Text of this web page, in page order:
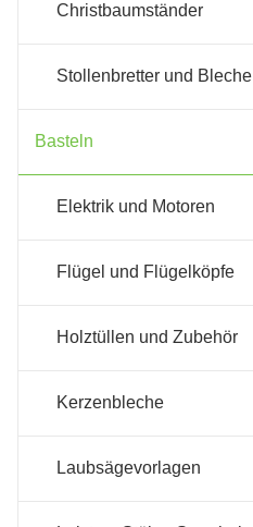
Christbaumständer
Stollenbretter und Bleche
Basteln
Elektrik und Motoren
Flügel und Flügelköpfe
Holztüllen und Zubehör
Kerzenbleche
Laubsägevorlagen